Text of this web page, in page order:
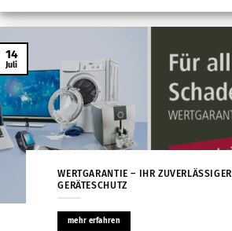
WERTGARANTIE – IHR ZUVERLÄSSIGER
GERÄTESCHUTZ
mehr erfahren
14
Juli